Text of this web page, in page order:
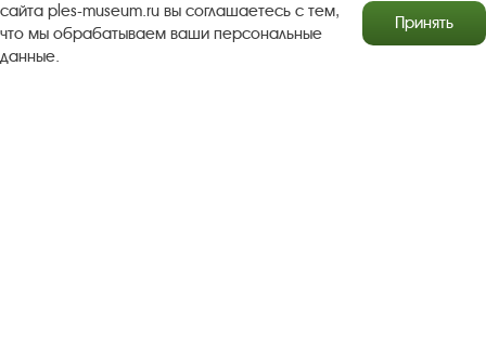
сайта ples-museum.ru вы соглашаетесь с тем,
что мы обрабатываем ваши персональные
данные.
Принять